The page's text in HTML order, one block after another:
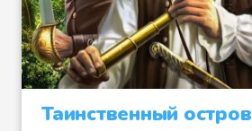
Таинственный остров